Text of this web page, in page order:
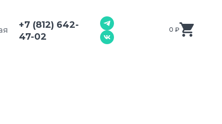
+7 (812) 642-
47-02
0 ₽